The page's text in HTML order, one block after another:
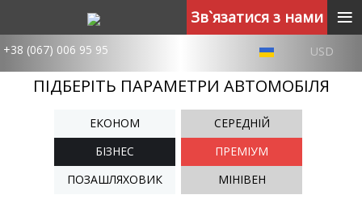
+38 (067) 006 95 95 USD
ПІДБЕРІТЬ ПАРАМЕТРИ АВТОМОБІЛЯ
ЕКОНОМ
СЕРЕДНІЙ
БІЗНЕС
ПРЕМІУМ
ПОЗАШЛЯХОВИК
МІНІВЕН
Зв`язатися з нами ≡